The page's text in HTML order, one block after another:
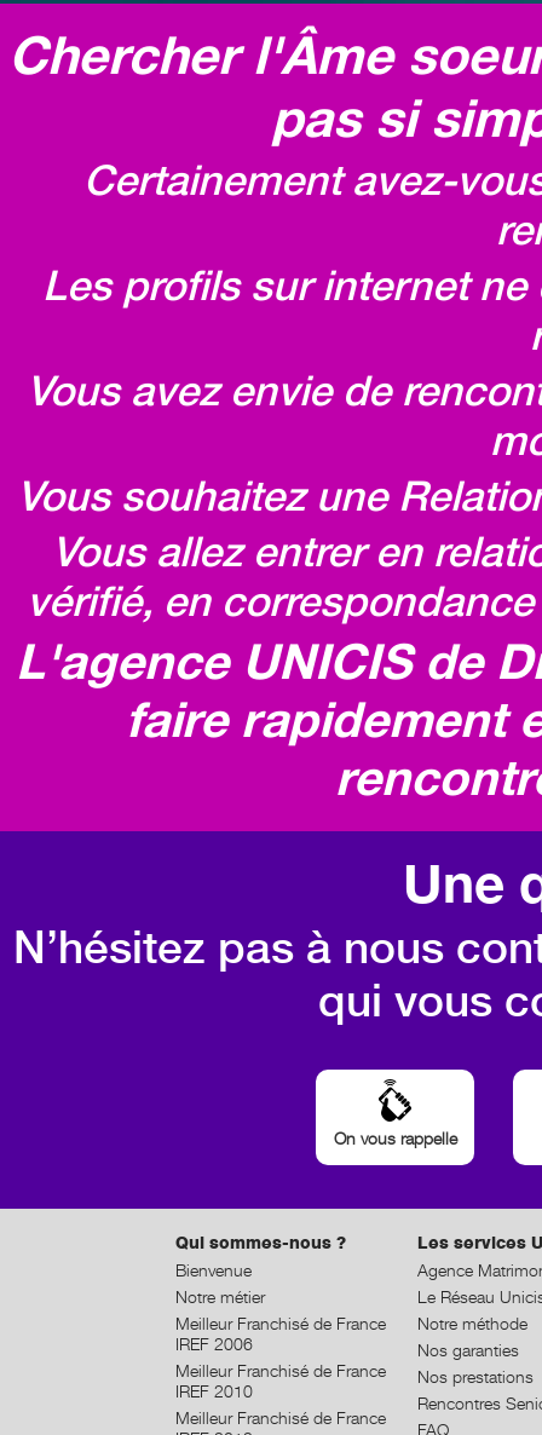
Chercher l'Âme
pas si
Certainement avez-
Les profils sur internet
Vous avez envie de
Vous souhaitez une
Vous allez entrer en
vérifié, en
L'agence UNICIS de
faire rapidement
Une
N’hésitez pas à nous
qui vous
On vous rappelle
Qui sommes-nous ?
Bienvenue
Notre métier
Meilleur Franchisé de France
IREF 2006
Meilleur Franchisé de France
IREF 2010
Meilleur Franchisé de France
Les services
Agence
Le Réseau
Notre méthode
Nos garanties
Nos prestations
Rencontres
FAQ